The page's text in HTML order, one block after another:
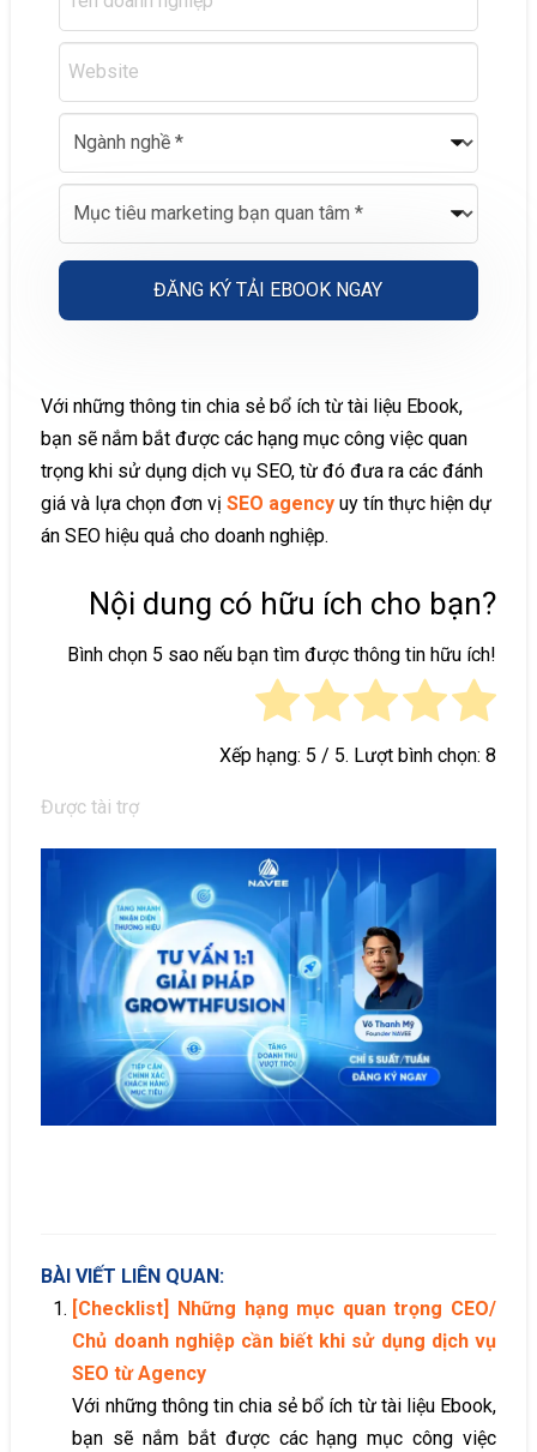
Với những thông tin chia sẻ bổ ích từ tài liệu Ebook,
bạn sẽ nắm bắt được các hạng mục công việc quan
trọng khi sử dụng dịch vụ SEO, từ đó đưa ra các đánh
giá và lựa chọn đơn vị SEO agencyuy tín thực hiện dự
án SEO hiệu quả cho doanh nghiệp.
Nội dung có hữu ích cho bạn?
Bình chọn 5 sao nếu bạn tìm được thông tin hữu ích!
Xếp hạng: 5 / 5. Lượt bình chọn:8
Được tài trợ
BÀI VIẾT LIÊN QUAN:
[Checklist] Những hạng mục quan trọng CEO/
Chủ doanh nghiệp cần biết khi sử dụng dịch vụ
SEO từ Agency
Với những thông tin chia sẻ bổ ích từ tài liệu Ebook,
bạn sẽ nắm bắt được các hạng mục công việc